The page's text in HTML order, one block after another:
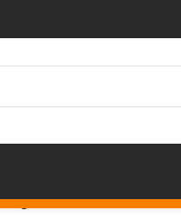
DL944 2,4mtr